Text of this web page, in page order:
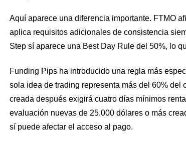
Aquí aparece una diferencia importante. FTMO
aplica requisitos adicionales de consistencia
Step sí aparece una Best Day Rule del 50%, lo
Funding Pips ha introducido una regla más
sola idea de trading representa más del 60%
creada después exigirá cuatro días mínimos
evaluación nuevas de 25.000 dólares o más
sí puede afectar el acceso al pago.